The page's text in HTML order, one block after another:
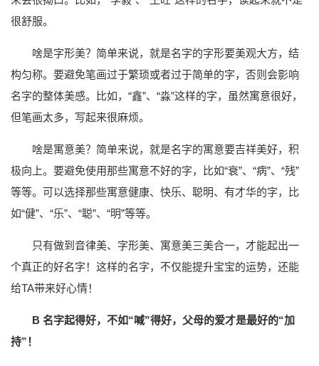
很舒服。
啥是字形美？简单来说，就是名字的字形要美观大方，结
构匀称。要避免笔画过于繁琐或者过于简单的字，否则会影响
名字的整体美感。比如，“鑫”、“淼”这样的字，虽然寓意很好，
但笔画太多，写起来很麻烦。
啥是寓意美？简单来说，就是名字的寓意要吉祥美好，积
极向上。要避免使用那些寓意不好的字，比如“衰”、“病”、“残”
等等。可以选择那些寓意健康、快乐、聪明、有才华的字，比
如“健”、“乐”、“聪”、“明”等等。
只有做到音律美、字形美、寓意美三美合一，才能起出一
个真正的好名字！这样的名字，不仅能提升宝宝的运势，还能
给TA带来好心情！
B 名字起得好，不如“喊”得好，父母的爱才是最好的“加
持”！